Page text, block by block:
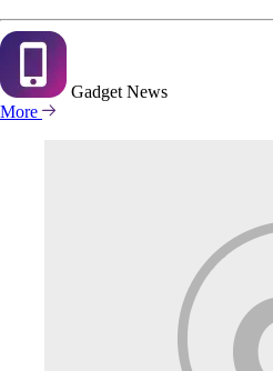
Gadget News
More